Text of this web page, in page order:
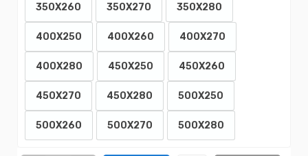
350X260 350X270 350X280
400X250 400X260 400X270
400X280 450X250 450X260
450X270 450X280 500X250
500X260 500X270 500X280